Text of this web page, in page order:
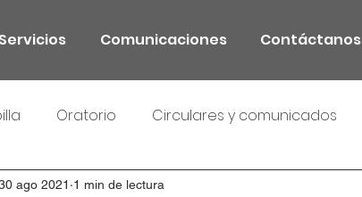
Servicios Comunicaciones Contáctanos
Oratorio Circulares y comunicados
ago 2021 1 min de lectura